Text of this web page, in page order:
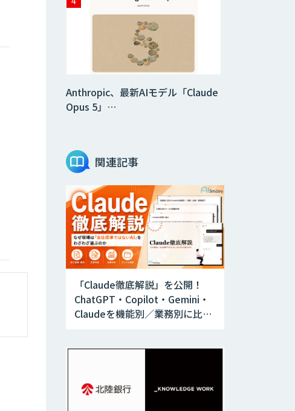
Anthropic、最新AIモデル「Claude
Opus 5」…
関連記事
「Claude徹底解説」を公開！
ChatGPT・Copilot・Gemini・
Claudeを機能別／業務別に比較